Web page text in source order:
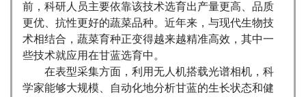
前，科研人员主要依靠该技术选育出产量更高、品质
更优、抗性更好的蔬菜品种。近年来，与现代生物技
术相结合，蔬菜育种正变得越来越精准高效，其中一
些技术就应用在甘蓝选育中。
在表型采集方面，利用无人机搭载光谱相机，科
学家能够大规模、自动化地分析甘蓝的生长状态和健